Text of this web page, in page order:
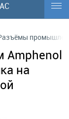
Amphenol
на